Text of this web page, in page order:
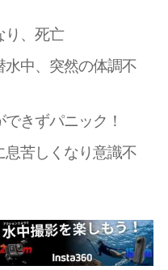
、死亡
中、突然の体調不
きずパニック！
苦しくなり意識不